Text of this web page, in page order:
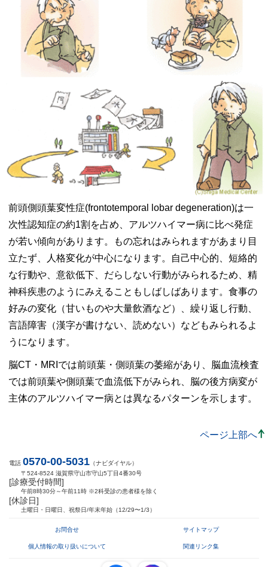
前頭側頭葉変性症(frontotemporal lobar degeneration)は一
次性認知症の約1割を占め、アルツハイマー病に比べ発症
が若い傾向があります。もの忘れはみられますがあまり目
立たず、人格変化が中心になります。自己中心的、短絡的
な行動や、意欲低下、だらしない行動がみられるため、精
神科疾患のようにみえることもしばしばあります。食事の
好みの変化（甘いものや大量飲酒など）、繰り返し行動、
言語障害（漢字が書けない、読めない）などもみられるよ
うになります。
脳CT・MRIでは前頭葉・側頭葉の萎縮があり、脳血流検査
では前頭葉や側頭葉で血流低下がみられ、脳の後方病変が
主体のアルツハイマー病とは異なるパターンを示します。
ページ上部へ
電話 0570-00-5031 （ナビダイヤル）
〒524-8524 滋賀県守山市守山5丁目4番30号
[診療受付時間]
午前8時30分～午前11時 ※2科受診の患者様を除く
[休診日]
土曜日・日曜日、祝祭日/年末年始（12/29〜1/3）
お問合せ サイトマップ
個人情報の取り扱いについて 関連リンク集